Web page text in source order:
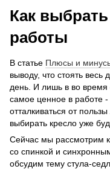
Как
работы
В статье Плюсы и
выводу, что стоять весь
день. И лишь в во
самое ценное в работе
отталкиваться от
выбирать кресло уже
Сейчас мы рассмотрим
со спинкой и
обсудим тему стула-